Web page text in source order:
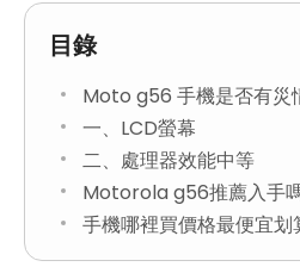
目錄
Moto g56 手機是否有災
一、LCD螢幕
二、處理器效能中等
Motorola g56推薦入手
手機哪裡買價格最便宜划